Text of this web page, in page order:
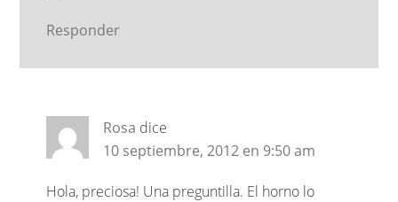
Responder
Rosa dice
10 septiembre, 2012 en 9:50 am
Hola, preciosa! Una preguntilla. El horno lo